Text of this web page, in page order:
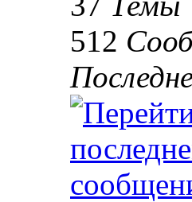
512